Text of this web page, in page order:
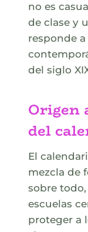
no es
de clase y
responde
del siglo
Origen
del
El
mezcla de
sobre
escuelas
proteger a